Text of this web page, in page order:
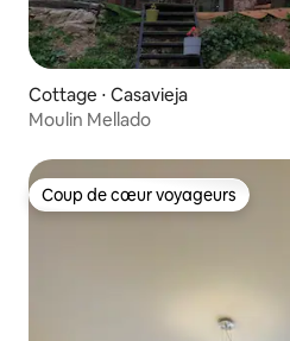
Cottage ⋅ Casavieja
Moulin Mellado
Coup de cœur voyageurs
Coup de cœur voyageurs